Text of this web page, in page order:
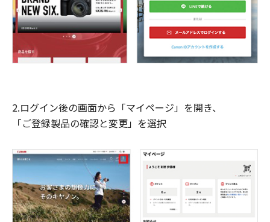
2.ログイン後の画面から「マイページ」を開き、
「ご登録製品の確認と変更」を選択